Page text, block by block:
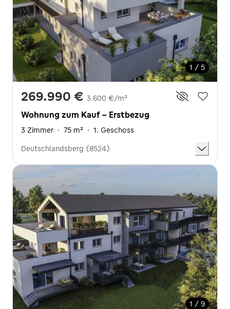
1 / 5
269.990 € 3.600 €/m²
Wohnung zum Kauf - Erstbezug
3 Zimmer · 75 m² · 1. Geschoss
Deutschlandsberg (8524)
1 / 9